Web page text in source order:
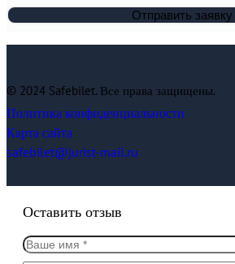
© 2024 Safebilet. Все права защищены.
Политика конфиденциальности
Карта сайта
safebilet@jurist-mail.ru
Оставить отзыв